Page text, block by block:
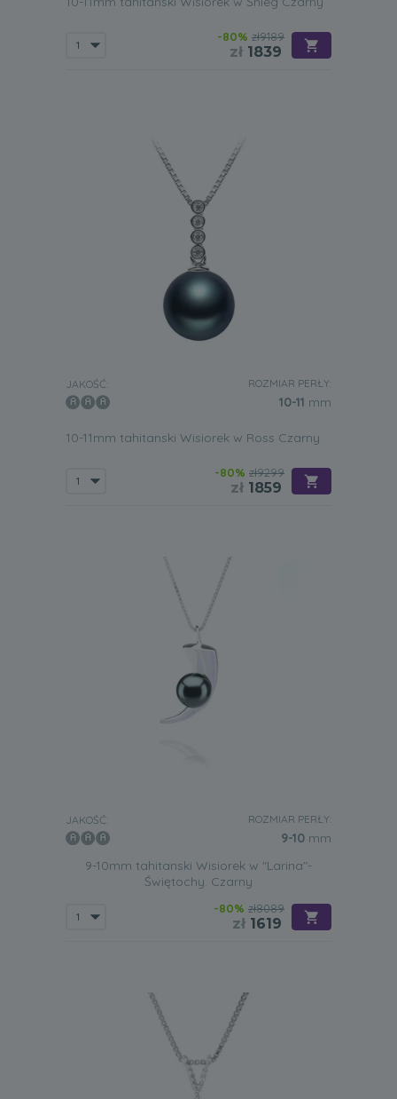
-80% zł9189
zł 1839
JAKOŚĆ: ROZMIAR PERŁY:
10-11 mm
10-11mm tahitanski Wisiorek w Ross Czarny
-80% zł9299
zł 1859
JAKOŚĆ: ROZMIAR PERŁY:
9-10 mm
9-10mm tahitanski Wisiorek w "Larina"-
Świętochy. Czarny
-80% zł8089
zł 1619